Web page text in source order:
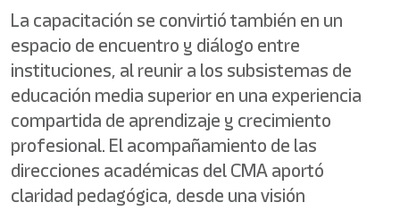
La capacitación se convirtió también en un
espacio de encuentro y diálogo entre
instituciones, al reunir a los subsistemas de
educación media superior en una experiencia
compartida de aprendizaje y crecimiento
profesional. El acompañamiento de las
direcciones académicas del CMA aportó
claridad pedagógica, desde una visión